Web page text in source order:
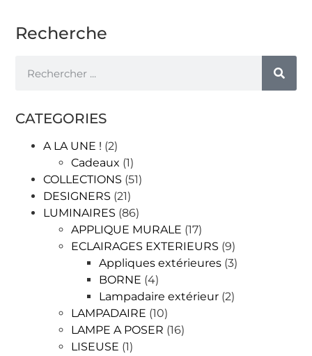
Recherche
CATEGORIES
A LA UNE ! (2)
Cadeaux (1)
COLLECTIONS (51)
DESIGNERS (21)
LUMINAIRES (86)
APPLIQUE MURALE (17)
ECLAIRAGES EXTERIEURS (9)
Appliques extérieures (3)
BORNE (4)
Lampadaire extérieur (2)
LAMPADAIRE (10)
LAMPE A POSER (16)
LISEUSE (1)